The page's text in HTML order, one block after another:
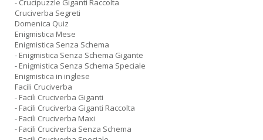
- Crucipuzzle Giganti Raccolta
Cruciverba Segreti
Domenica Quiz
Enigmistica Mese
Enigmistica Senza Schema
- Enigmistica Senza Schema Gigante
- Enigmistica Senza Schema Speciale
Enigmistica in inglese
Facili Cruciverba
- Facili Cruciverba Giganti
- Facili Cruciverba Giganti Raccolta
- Facili Cruciverba Maxi
- Facili Cruciverba Senza Schema